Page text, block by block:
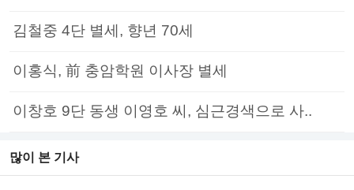
김철중 4단 별세, 향년 70세
이홍식, 前 충암학원 이사장 별세
이창호 9단 동생 이영호 씨, 심근경색으로 사..
많이 본 기사